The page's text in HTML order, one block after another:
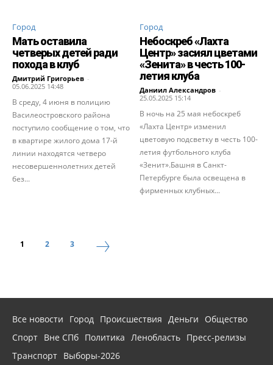
Город
Мать оставила
четверых детей ради
похода в клуб
Дмитрий Григорьев -
05.06.2025 14:48
В среду, 4 июня в полицию
Василеостровского района
поступило сообщение о том, что
в квартире жилого дома 17-й
линии находятся четверо
несовершеннолетних детей
без...
Город
Небоскреб «Лахта
Центр» засиял цветами
«Зенита» в честь 100-
летия клуба
Даниил Александров -
25.05.2025 15:14
В ночь на 25 мая небоскреб
«Лахта Центр» изменил
цветовую подсветку в честь 100-
летия футбольного клуба
«Зенит».Башня в Санкт-
Петербурге была освещена в
фирменных клубных...
1 2 3
Все новости Город Происшествия Деньги
Общество
Спорт Вне СПб Политика Ленобласть Пресс-релизы
Транспорт Выборы-2026